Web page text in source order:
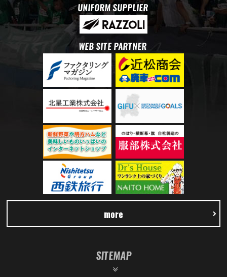
UNIFORM SUPPLIER
WEB SITE PARTNER
more
SITEMAP